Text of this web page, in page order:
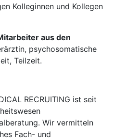
Kolleginnen und Kollegen
aus den
psychosomatische
Teilzeit.
RECRUITING ist seit
Wir vermitteln
Fach- und